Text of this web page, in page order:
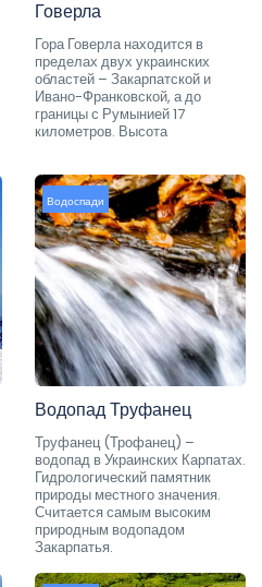
Говерла
Гора Говерла находится в
пределах двух украинских
областей – Закарпатской и
Ивано-Франковской, а до
границы с Румынией 17
километров. Высота
Водоспади
Водопад Труфанец
Труфанец (Трофанец) –
водопад в Украинских Карпатах.
Гидрологический памятник
природы местного значения.
Считается самым высоким
природным водопадом
Закарпатья.